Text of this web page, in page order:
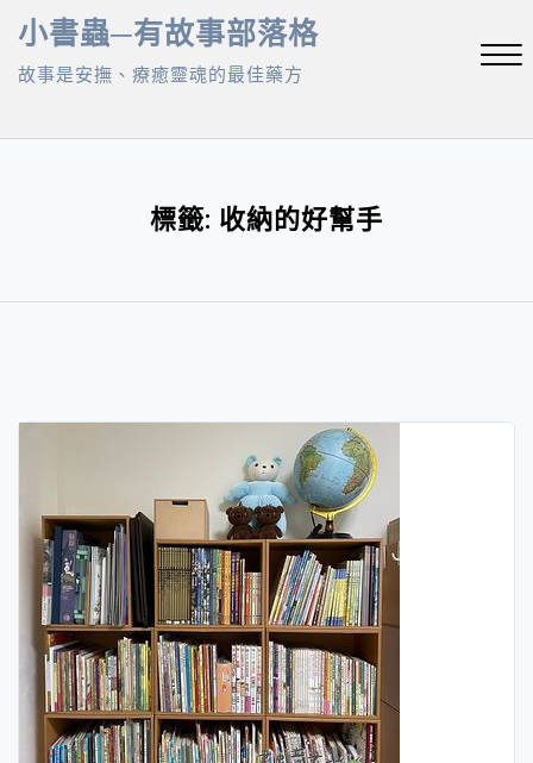
Skip
content
小書蟲─有故事部落格
故事是安撫、療癒靈魂的最佳藥方
標籤: 收納的好幫手